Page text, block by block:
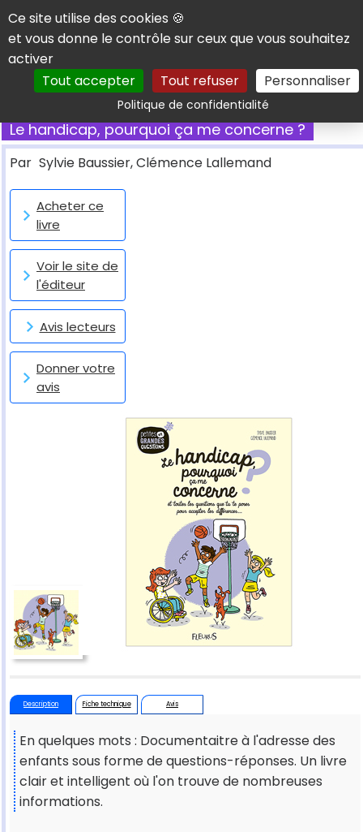
Panneau de gestion des cookies
Ce site utilise des cookies 🍪
et vous donne le contrôle sur ceux que vous souhaitez
activer
Tout accepter
Tout refuser Personnaliser
Politique de confidentialitéRechercher
Le handicap, pourquoi ça me concerne ?
Par Sylvie Baussier, Clémence Lallemand
Acheter ce
livre
Voir le site de
l'éditeur
Avis lecteurs
Donner votre
avis
Description Fiche technique Avis
En quelques mots : Documentaitre à l'adresse des
enfants sous forme de questions-réponses. Un livre
clair et intelligent où l'on trouve de nombreuses
informations.